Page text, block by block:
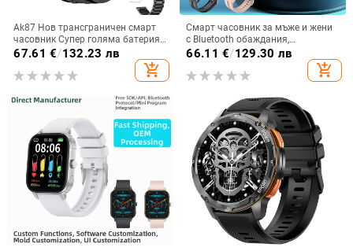
Ak87 Нов трансграничен смарт
часовник Супер голяма батерия
1000 Mah с висока разделителна
способност, мъжки спортен
часовник за външна употреба с
67.61 €/132.23 лв
add_shopping_cart
Смарт часовник за мъже и жени
с Bluetooth обаждания,
мултифункционален спортен
дизайн, измерване на сърдечен
ритъм, кръвно налягане,
66.11 €/129.30 лв
add_shopping_cart